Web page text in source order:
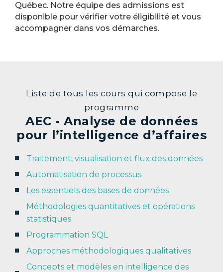
Québec. Notre équipe des admissions est
disponible pour vérifier votre éligibilité et vous
accompagner dans vos démarches.
Liste de tous les cours qui compose le
programme
AEC - Analyse de données
pour l’intelligence d’affaires​
Traitement, visualisation et flux des données
Automatisation de processus
Les essentiels des bases de données
Méthodologies quantitatives et opérations
statistiques
Programmation SQL
Approches méthodologiques qualitatives
Concepts et modèles en intelligence des